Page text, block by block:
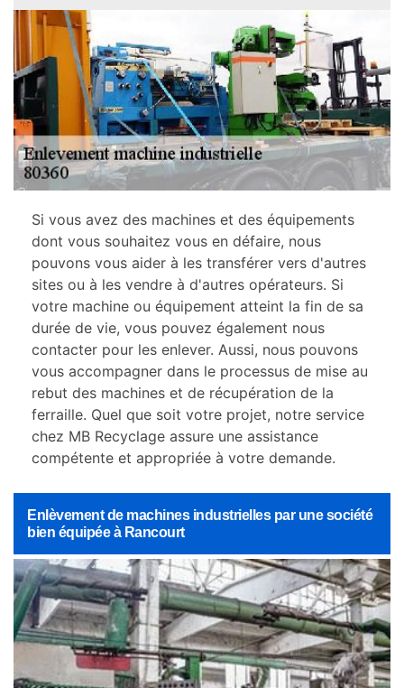
Enlèvement de machines industrielles par une société
bien équipée à Rancourt
Si vous avez des machines et des équipements
dont vous souhaitez vous en défaire, nous
pouvons vous aider à les transférer vers d'autres
sites ou à les vendre à d'autres opérateurs. Si
votre machine ou équipement atteint la fin de sa
durée de vie, vous pouvez également nous
contacter pour les enlever. Aussi, nous pouvons
vous accompagner dans le processus de mise au
rebut des machines et de récupération de la
ferraille. Quel que soit votre projet, notre service
chez MB Recyclage assure une assistance
compétente et appropriée à votre demande.